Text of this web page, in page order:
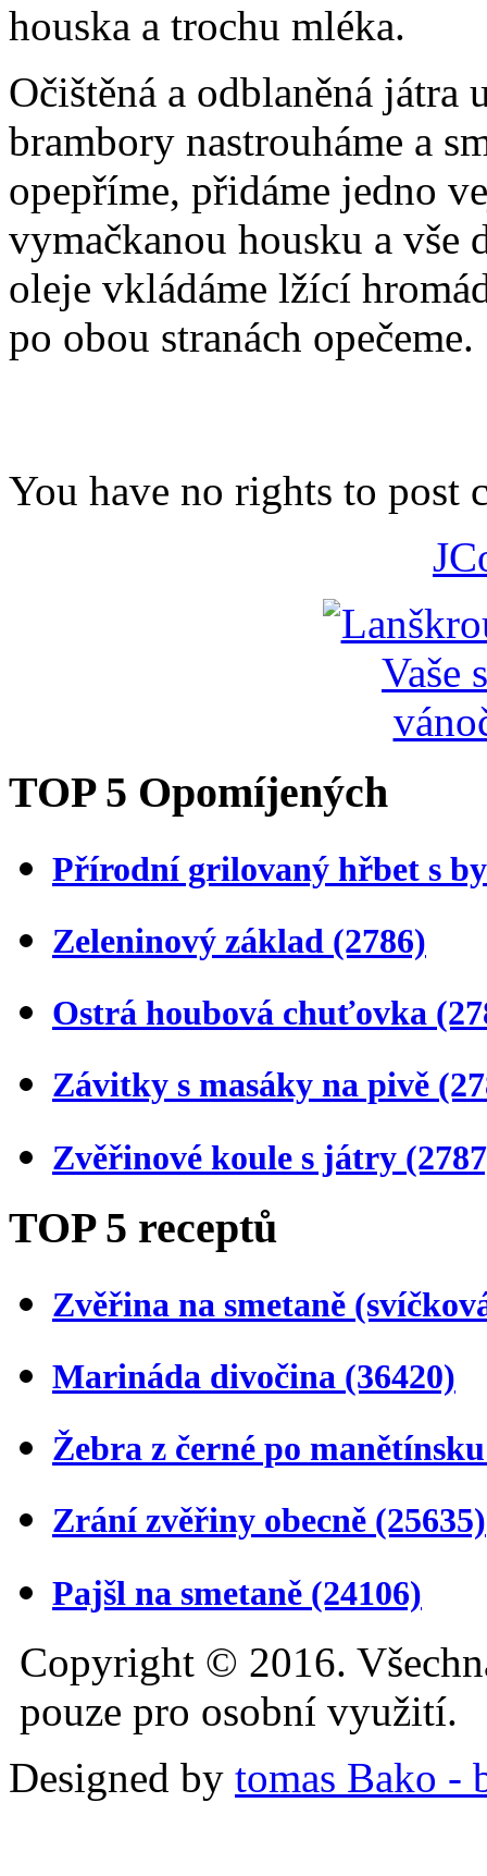
houska a trochu mléka.
Očištěná a odblaněná játra
brambory nastrouháme a
opepříme, přidáme jedno
vymačkanou housku a vše
oleje vkládáme lžící
po obou stranách opečeme.
You have no rights to post
TOP 5 Opomíjených
Přírodní grilovaný hřbet s
Zeleninový základ (2786)
Ostrá houbová chuťovka
Závitky s masáky na pivě
Zvěřinové koule s játry
TOP 5 receptů
Zvěřina na smetaně
Marináda divočina (36420)
Žebra z černé po
Zrání zvěřiny obecně (25635)
Pajšl na smetaně (24106)
Copyright © 2016.
pouze pro osobní využití.
Designed by tomas Bako -